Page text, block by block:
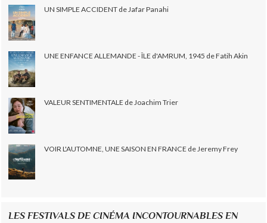
UN SIMPLE ACCIDENT de Jafar Panahi
UNE ENFANCE ALLEMANDE - ÎLE d'AMRUM, 1945 de Fatih Akin
VALEUR SENTIMENTALE de Joachim Trier
VOIR L'AUTOMNE, UNE SAISON EN FRANCE de Jeremy Frey
LES FESTIVALS DE CINÉMA INCONTOURNABLES EN